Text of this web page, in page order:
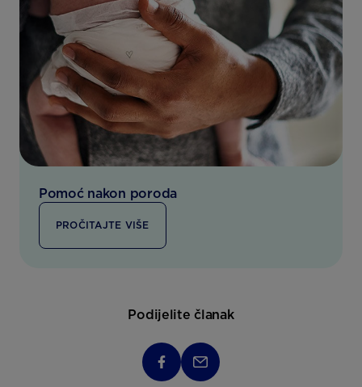
Pomoć nakon poroda
PROČITAJTE VIŠE
Podijelite članak